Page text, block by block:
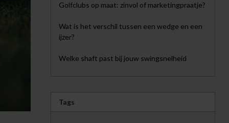
Golfclubs op maat: zinvol of marketingpraatje?
Wat is het verschil tussen een wedge en een
ijzer?
Welke shaft past bij jouw swingsnelheid
Tags